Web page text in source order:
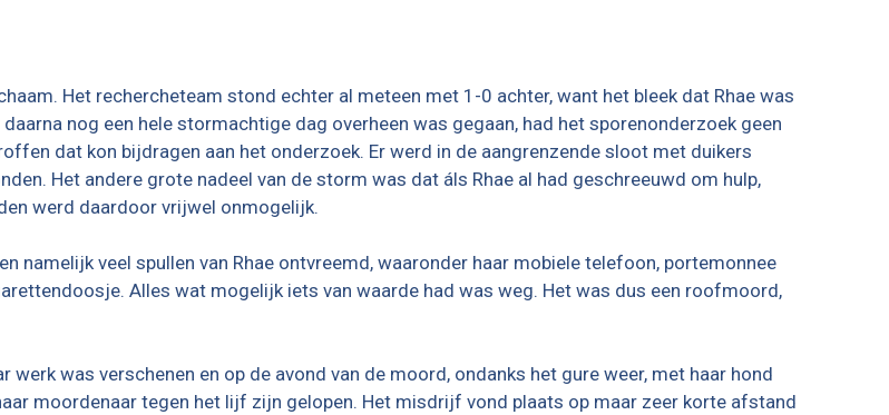
Het rechercheteam stond echter al meteen met 1-0 achter, want het bleek dat Rhae was
nog een hele stormachtige dag overheen was gegaan, had het sporenonderzoek geen
dat kon bijdragen aan het onderzoek. Er werd in de aangrenzende sloot met duikers
Het andere grote nadeel van de storm was dat áls Rhae al had geschreeuwd om hulp,
werd daardoor vrijwel onmogelijk.
namelijk veel spullen van Rhae ontvreemd, waaronder haar mobiele telefoon, portemonnee
Alles wat mogelijk iets van waarde had was weg. Het was dus een roofmoord,
was verschenen en op de avond van de moord, ondanks het gure weer, met haar hond
moordenaar tegen het lijf zijn gelopen. Het misdrijf vond plaats op maar zeer korte afstand